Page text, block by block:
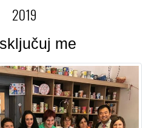
2019
me